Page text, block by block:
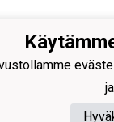
Pallo -47 ry
591 9275